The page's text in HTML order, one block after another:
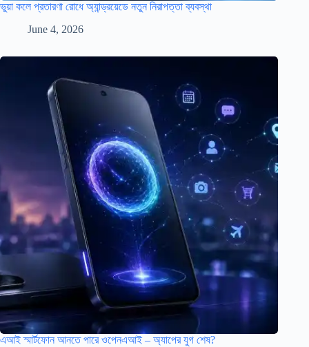
ভুয়া কলে প্রতারণা রোধে অ্যান্ড্রয়েডে নতুন নিরাপত্তা ব্যবস্থা
June 4, 2026
এআই স্মার্টফোন আনতে পারে ওপেনএআই – অ্যাপের যুগ শেষ?